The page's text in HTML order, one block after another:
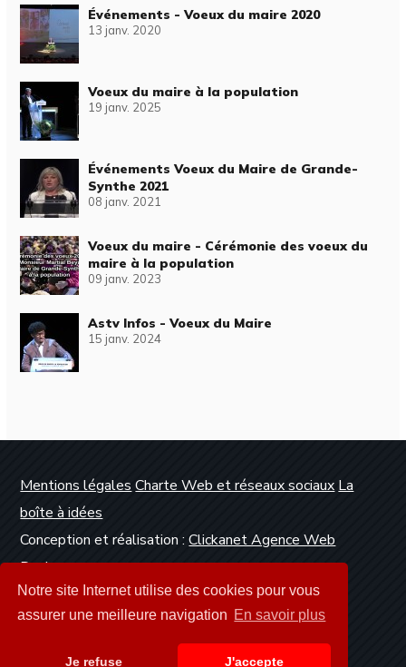
Notre site Internet utilise des cookies pour vous
assurer une meilleure navigation En savoir plus
Je refuse J'accepte
Événements - Voeux du maire 2020
13 janv. 2020
Voeux du maire à la population
19 janv. 2025
Événements Voeux du Maire de Grande-
Synthe 2021
08 janv. 2021
Voeux du maire - Cérémonie des voeux du
maire à la population
09 janv. 2023
Astv Infos - Voeux du Maire
15 janv. 2024
Mentions légales Charte Web et réseaux sociaux La
boîte à idées
Conception et réalisation :Clickanet Agence Web
Dunkerque